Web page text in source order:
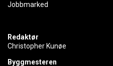
Jobbmarked
Redaktør
Christopher Kunøe
Byggmesteren